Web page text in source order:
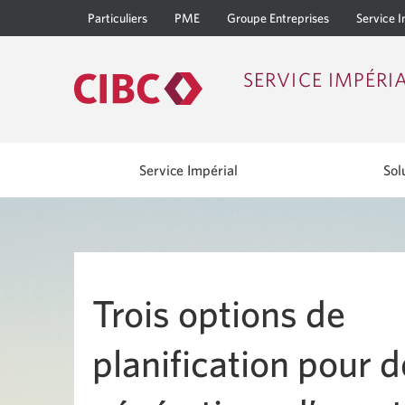
Particuliers PME Groupe Entreprises Service
SERVICE
Service Impérial
Trois options de
planification pour